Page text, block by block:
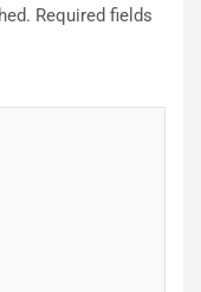
Required fields